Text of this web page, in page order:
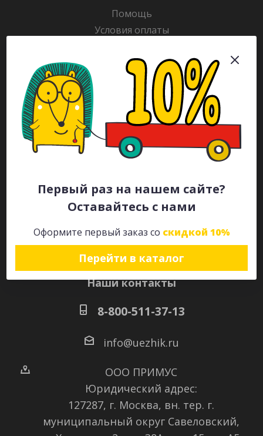
Первый раз на нашем сайте?
Оставайтесь с нами
Оформите первый заказ со скидкой 10%
Перейти в каталог
Помощь
Условия оплаты
Гарантия на товар
Раскраски
Рекламодателям
Каталог
Будьте всегда в курсе!
Наши контакты
8-800-511-37-13
info@uezhik.ru
ООО ПРИМУС
Юридический адрес:
127287, г. Москва, вн. тер. г.
муниципальный округ Савеловский,